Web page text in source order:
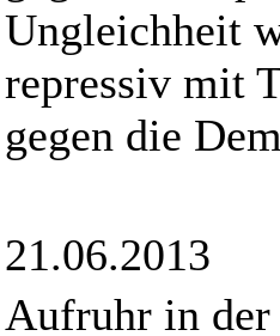
Ungleichheit
repressiv mit
gegen die
21.06.2013
Aufruhr in der